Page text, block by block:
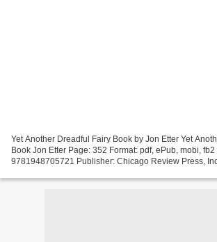
Yet Another Dreadful Fairy Book by Jon Etter Yet
Book Jon Etter Page: 352 Format: pdf, ePub, mobi, fb2
9781948705721 Publisher: Chicago Review Press,